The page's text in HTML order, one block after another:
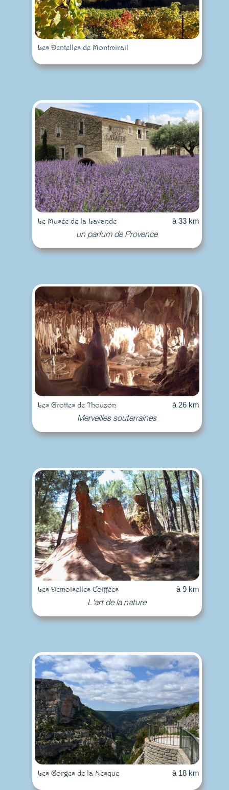
Les Dentelles de Montmirail
Le Musée de la Lavande à 33 km
un parfum de Provence
Les Grottes de Thouzon à 26 km
Merveilles souterraines
Les Demoiselles Coiffées à 9 km
L'art de la nature
Les Gorges de la Nesque à 18 km